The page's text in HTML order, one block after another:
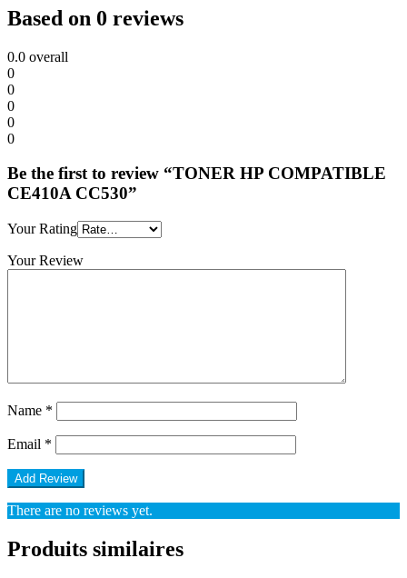
Based on 0 reviews
0.0 overall
0
0
0
0
0
Be the first to review “TONER HP COMPATIBLE
CE410A CC530”
Your Rating
Your Review
Name *
Email *
There are no reviews yet.
Produits similaires